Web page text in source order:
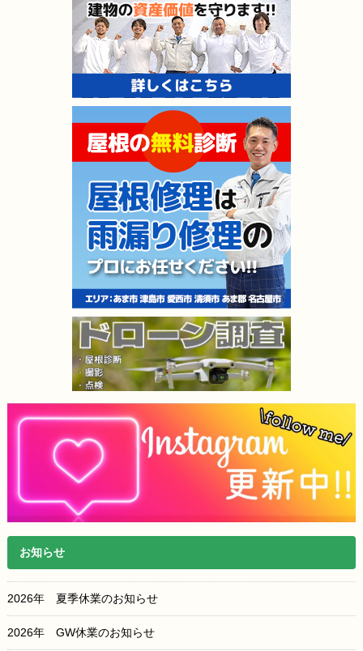
お知らせ
2026年 夏季休業のお知らせ
2026年 GW休業のお知らせ